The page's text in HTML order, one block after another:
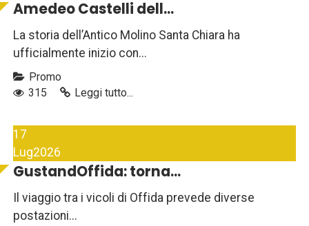
Amedeo Castelli dell...
La storia dell’Antico Molino Santa Chiara ha
ufficialmente inizio con...
Promo
315
Leggi tutto...
17
Lug2026
GustandOffida: torna...
Il viaggio tra i vicoli di Offida prevede diverse
postazioni...